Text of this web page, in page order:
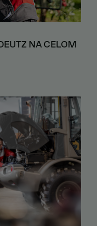
NA CELOM